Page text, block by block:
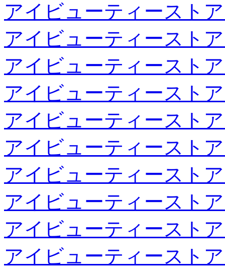
アイビューティースト
アイビューティースト
アイビューティースト
アイビューティースト
アイビューティースト
アイビューティースト
アイビューティースト
アイビューティースト
アイビューティースト
アイビューティースト